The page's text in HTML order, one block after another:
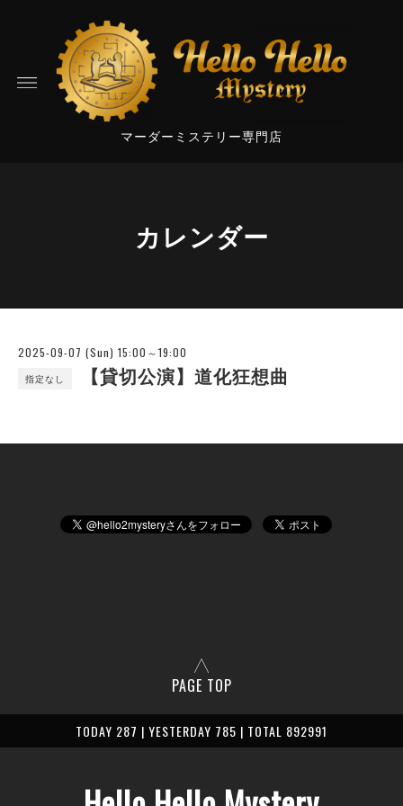
マーダーミステリー専門店
カレンダー
2025-09-07 (Sun) 15:00～19:00
指定なし 【貸切公演】道化狂想曲
PAGE TOP
TODAY 287 | YESTERDAY 785 | TOTAL 892991